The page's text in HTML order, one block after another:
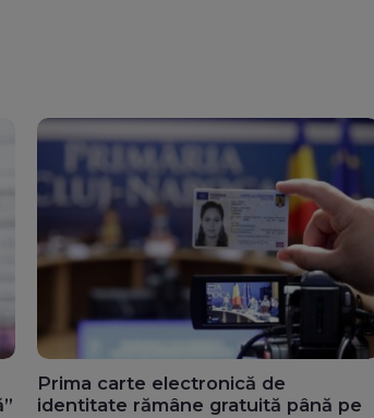
Prima carte electronică de
identitate rămâne gratuită până pe